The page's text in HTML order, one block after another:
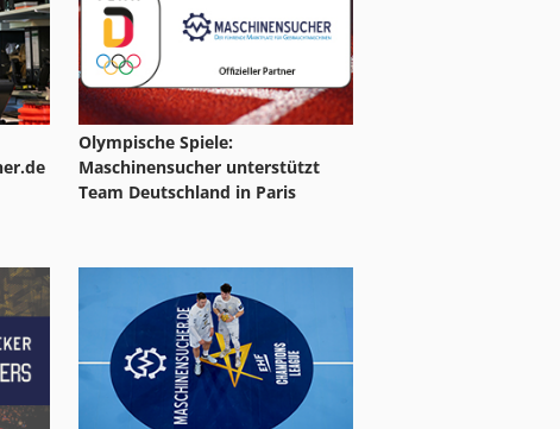
Olympische Spiele:
Maschinensucher unterstützt
Team Deutschland in Paris